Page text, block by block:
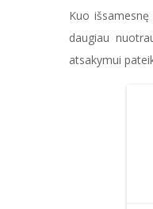
Kuo
daugiau
atsakymui